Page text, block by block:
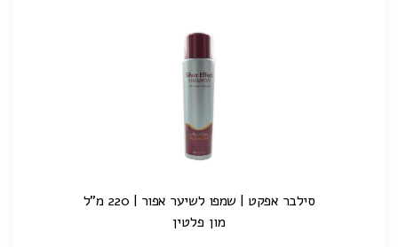
סילבר אפקט | שמפו לשיער אפור | 220 מ"ל
מון פלטין